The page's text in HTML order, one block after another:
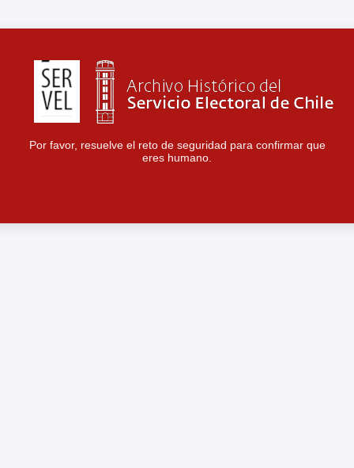
Por favor, resuelve el reto de seguridad para confirmar que
eres humano.